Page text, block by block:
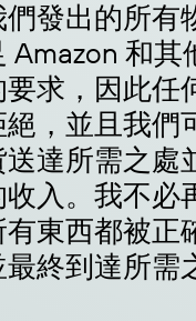
發出的所有
Amazon 和其
求，因此任
，並且我們
達所需之處
入。我不必
東西都被正
最終到達所需